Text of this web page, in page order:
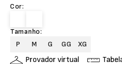
Cor:
Tamanho:
P
M G GG XG
Provador virtual